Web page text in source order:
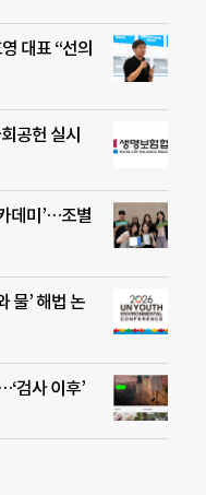
대표 “선의
공헌 실시
데미’…조별
물’ 해법 논
검사 이후’